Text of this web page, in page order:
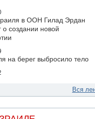
в ООН Гилад Эрдан
о создании новой
на берег выбросило тело
Вся